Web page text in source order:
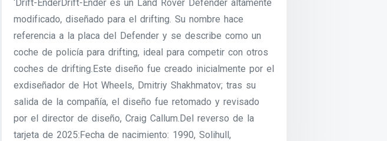
‘Drift-EnderDrift-Ender es un Land Rover Defender altamente
modificado, diseñado para el drifting. Su nombre hace
referencia a la placa del Defender y se describe como un
coche de policía para drifting, ideal para competir con otros
coches de drifting.Este diseño fue creado inicialmente por el
exdiseñador de Hot Wheels, Dmitriy Shakhmatov; tras su
salida de la compañía, el diseño fue retomado y revisado
por el director de diseño, Craig Callum.Del reverso de la
tarjeta de 2025:Fecha de nacimiento: 1990, Solihull,